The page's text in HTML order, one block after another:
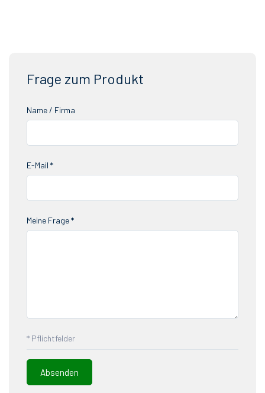
Frage zum Produkt
Name / Firma
E-Mail *
Meine Frage *
* Pflichtfelder